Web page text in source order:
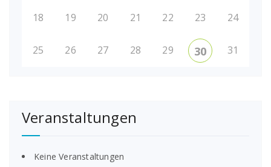
18 19 20 21 22 23 24
25 26 27 28 29 30 31
Veranstaltungen
Keine Veranstaltungen